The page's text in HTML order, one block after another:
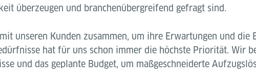
überzeugen und branchenübergreifend gefragt sind.
unseren Kunden zusammen, um ihre Erwartungen und
hat für uns schon immer die höchste Priorität. Wir
und das geplante Budget, um maßgeschneiderte